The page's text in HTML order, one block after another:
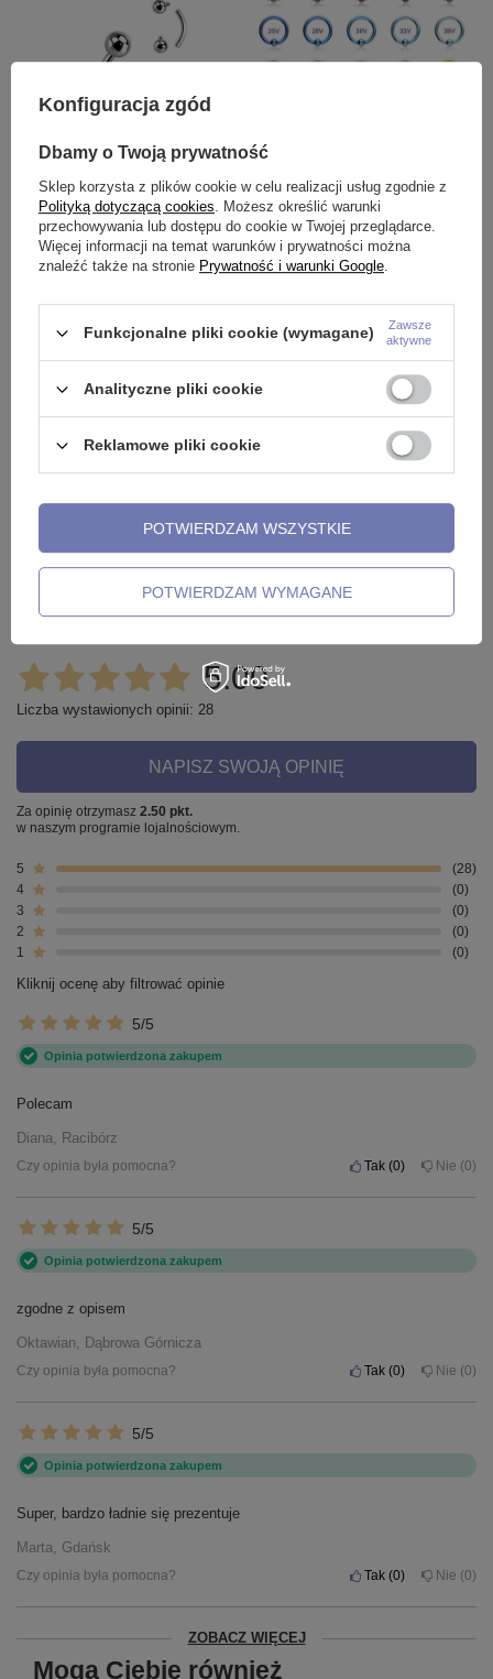
Tytanowy kolczyk banan -
srebrny - gwint wewnętrzny -
TB-005
12,99 zł- 20,99 zł
Anodyzacja kolczyków
tytanowych na wybrany kolor
2,50 zł
Potrzebujesz pomocy? Masz pytania?
niezwłocznie, najciekawsze
ZADAJ PYTANIE
Opinie o Fake plug - oszukany tunel -
czarny - FPS-01
5.00
Liczba wystawionych opinii: 28
NAPISZ SWOJĄ OPINIĘ
Za opinię otrzymasz 2.50 pkt.
w naszym programie lojalnościowym.
5
28
4
0
3
0
2
0
1
0
Kliknij ocenę aby filtrować opinie
5/5
Opinia potwierdzona zakupem
Polecam
Diana, Racibórz
Czy opinia była pomocna? Tak 0 Nie 0
5/5
Opinia potwierdzona zakupem
zgodne z opisem
Oktawian, Dąbrowa Górnicza
Czy opinia była pomocna? Tak 0 Nie 0
5/5
Opinia potwierdzona zakupem
Super, bardzo ładnie się prezentuje
Marta, Gdańsk
Czy opinia była pomocna? Tak 0 Nie 0
ZOBACZ WIĘCEJ
Mogą Ciebie również
Konfiguracja zgód
Dbamy o Twoją prywatność
Sklep korzysta z plików cookie w celu realizacji usług zgodnie z
Polityką dotyczącą cookies. Możesz określić warunki
przechowywania lub dostępu do cookie w Twojej przeglądarce.
Więcej informacji na temat warunków i prywatności można
znaleźć także na stronie Prywatność i warunki Google.
Funkcjonalne pliki cookie (wymagane)
Zawsze
aktywne
Analityczne pliki cookie
Reklamowe pliki cookie
POTWIERDZAM WYMAGANE
POTWIERDZAM WSZYSTKIE